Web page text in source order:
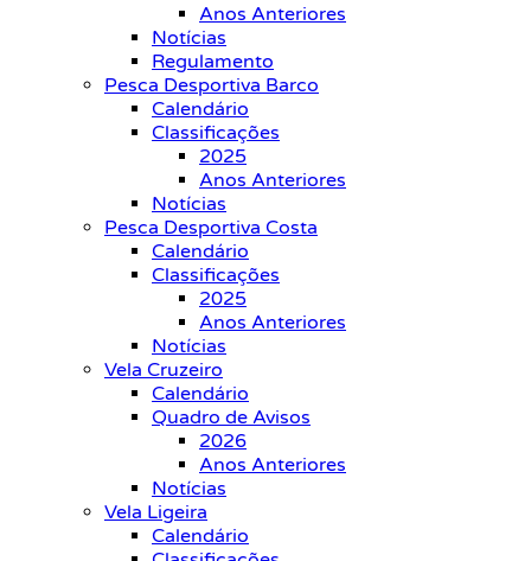
Anos Anteriores
Notícias
Regulamento
Pesca Desportiva Barco
Calendário
Classificações
2025
Anos Anteriores
Notícias
Pesca Desportiva Costa
Calendário
Classificações
2025
Anos Anteriores
Notícias
Vela Cruzeiro
Calendário
Quadro de Avisos
2026
Anos Anteriores
Notícias
Vela Ligeira
Calendário